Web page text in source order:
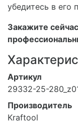
убедитесь в его
Закажите
Артикул
29332-25-
Производитель
Kraftool